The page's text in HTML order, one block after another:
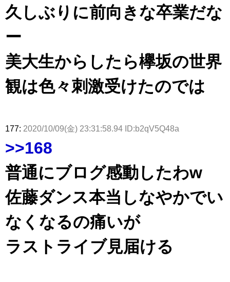
「ラヴィッ
ト！」水曜
スタジオ出
る...
さんに恐怖
【くりぃむ
ナンタラ】
て...【ラヴ
ィット 東
京ドーム公
リー若林さ
んと再会し
た結果･･･
久しぶりに前向きな卒業だな
ー
美大生からしたら欅坂の世界
観は色々刺激受けたのでは
177: 2020/10/09(金) 23:31:58.94 ID:b2qV5Q48a
>>168
普通にブログ感動したわw
佐藤ダンス本当しなやかでい
なくなるの痛いが
ラストライブ見届ける